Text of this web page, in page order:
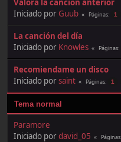
Iniciado porGuub Páginas 1
La canción del día
Iniciado por Knowles Páginas
Recomiendame un disco
Iniciado porsaint Páginas 1
Tema normal
Paramore
Iniciado pordavid_05 Páginas